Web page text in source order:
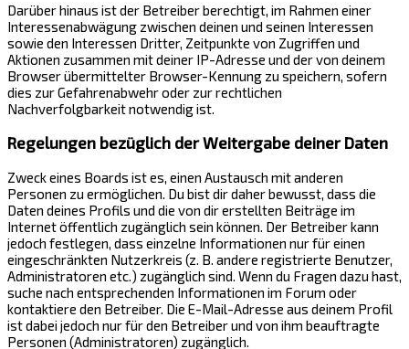
Darüber hinaus ist der Betreiber berechtigt, im Rahmen einer
Interessenabwägung zwischen deinen und seinen Interessen
sowie den Interessen Dritter, Zeitpunkte von Zugriffen und
Aktionen zusammen mit deiner IP-Adresse und der von deinem
Browser übermittelter Browser-Kennung zu speichern, sofern
dies zur Gefahrenabwehr oder zur rechtlichen
Nachverfolgbarkeit notwendig ist.
Regelungen bezüglich der Weitergabe deiner Daten
Zweck eines Boards ist es, einen Austausch mit anderen
Personen zu ermöglichen. Du bist dir daher bewusst, dass die
Daten deines Profils und die von dir erstellten Beiträge im
Internet öffentlich zugänglich sein können. Der Betreiber kann
jedoch festlegen, dass einzelne Informationen nur für einen
eingeschränkten Nutzerkreis (z. B. andere registrierte Benutzer,
Administratoren etc.) zugänglich sind. Wenn du Fragen dazu hast,
suche nach entsprechenden Informationen im Forum oder
kontaktiere den Betreiber. Die E-Mail-Adresse aus deinem Profil
ist dabei jedoch nur für den Betreiber und von ihm beauftragte
Personen (Administratoren) zugänglich.